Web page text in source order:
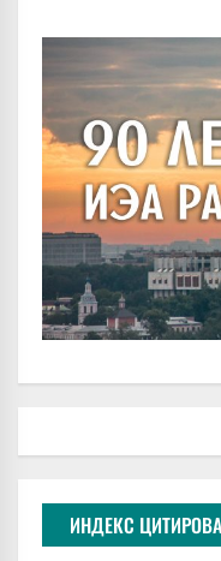
ИНДЕКС